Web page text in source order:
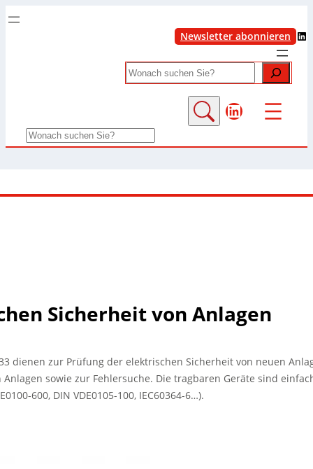
Newsletter abonnieren LinkedIn
Search
LinkedIn
Search
Sicherheit von Anlagen
dienen zur Prüfung der elektrischen Sicherheit von neuen
sowie zur Fehlersuche. Die tragbaren Geräte sind
600, DIN VDE0105-100, IEC60364-6…).